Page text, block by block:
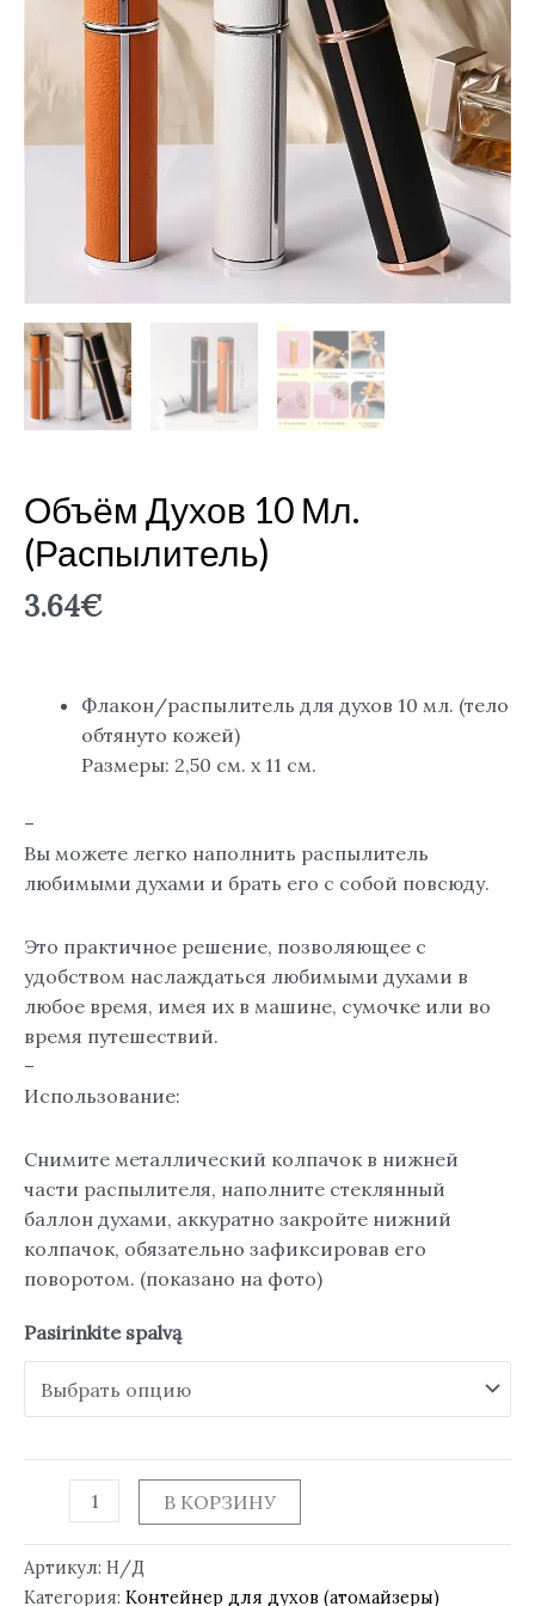
Объём Духов 10 Мл.
(распылитель)
3.64€
Флакон/распылитель для духов 10 мл. (тело
обтянуто кожей)
Размеры: 2,50 см. х 11 см.
–
Вы можете легко наполнить распылитель
любимыми духами и брать его с собой повсюду.
Это практичное решение, позволяющее с
удобством наслаждаться любимыми духами в
любое время, имея их в машине, сумочке или во
время путешествий.
–
Использование:
Снимите металлический колпачок в нижней
части распылителя, наполните стеклянный
баллон духами, аккуратно закройте нижний
колпачок, обязательно зафиксировав его
поворотом. (показано на фото)
Pasirinkite spalvą
(распылитель)
В КОРЗИНУ
Артикул: Н/Д
Категория: Контейнер для духов (атомайзеры)